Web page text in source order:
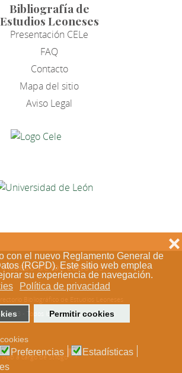
con el nuevo Reglamento General de
(RGPD). Este sitio web emplea
su experiencia de navegación.
Política de privacidad
Permitir cookies
❌
Preferencias
Estadísticas
Bibliografía de
Estudios Leoneses
Presentación CELe
FAQ
Contacto
Mapa del sitio
Aviso Legal
Acceso de los editores
2023 - Todos los derechos reservados
a cargo de Stílogo